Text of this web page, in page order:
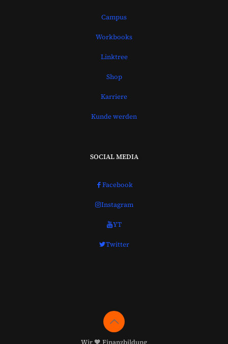
Campus
Workbooks
Linktree
Shop
Karriere
Kunde werden
SOCIAL MEDIA
Facebook
Instagram
YT
Twitter
Wir 🧡 Finanzbildung